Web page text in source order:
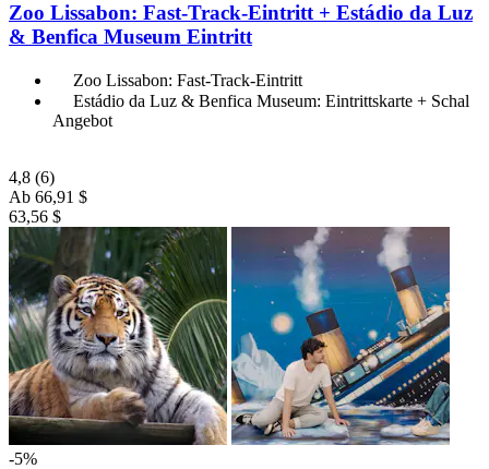
Zoo Lissabon: Fast-Track-Eintritt + Estádio da Luz
& Benfica Museum Eintritt
Zoo Lissabon: Fast-Track-Eintritt
Estádio da Luz & Benfica Museum: Eintrittskarte + Schal
Angebot
4,8 (6)
Ab 66,91 $
63,56 $
-5%